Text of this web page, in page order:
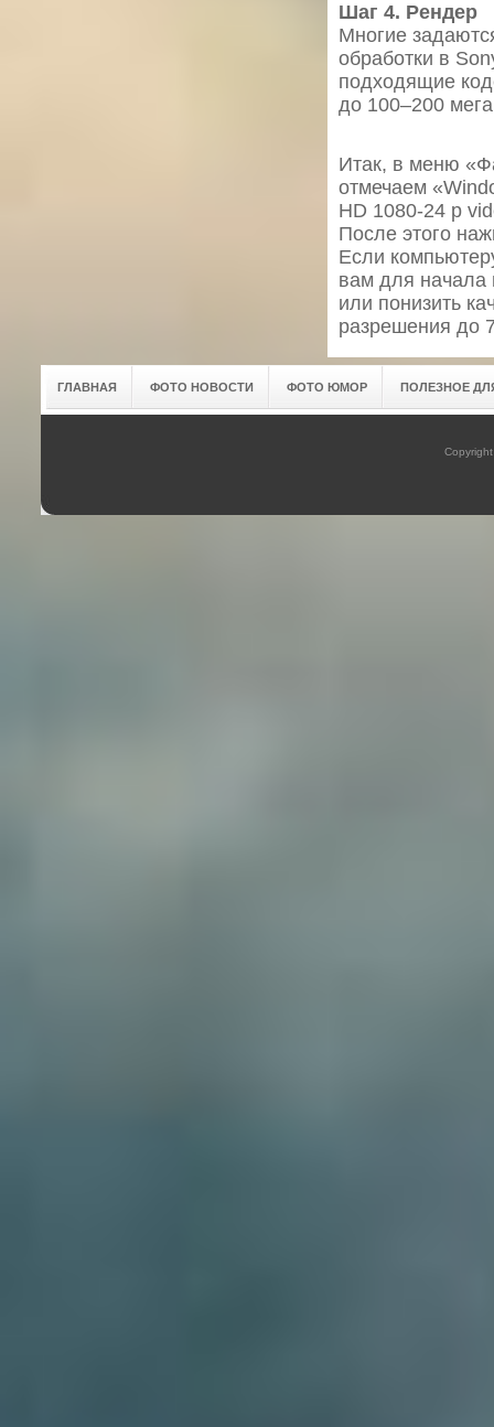
Шаг 4. Рендер
Многие
обработки в
подходящие
до 100–200
Итак, в меню
отмечаем
HD 1080-24 p
После этого
Если
вам для начала
или понизить
разрешения до
ГЛАВНАЯ ФОТО НОВОСТИ ФОТО ЮМОР ПОЛЕЗНОЕ